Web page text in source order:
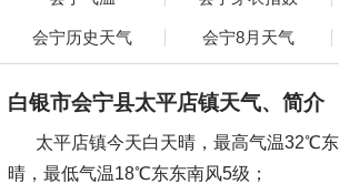
会宁历史天气 会宁8月天气
白银市会宁县太平店镇天气、简介
太平店镇今天白天晴，最高气温32℃
晴，最低气温18℃东东南风5级；